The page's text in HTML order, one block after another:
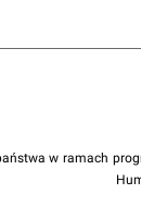
w ramach